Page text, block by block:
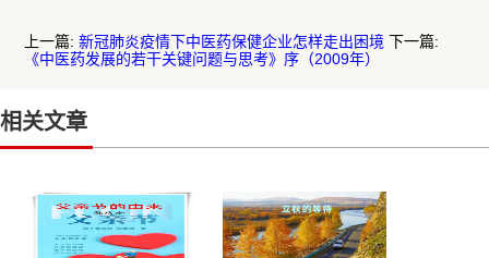
上一篇:新冠肺炎疫情下中医药保健企业怎样走出困境 下一篇:
《中医药发展的若干关键问题与思考》序（2009年）
相关文章